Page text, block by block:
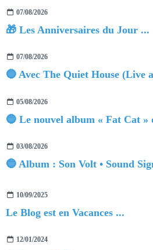
07/08/2026
🎁 Les Anniversaires du Jour ...
07/08/2026
05/08/2026
03/08/2026
🔵 Album : Son Volt • Sound
10/09/2025
Le Blog est en Vacances ...
12/01/2024